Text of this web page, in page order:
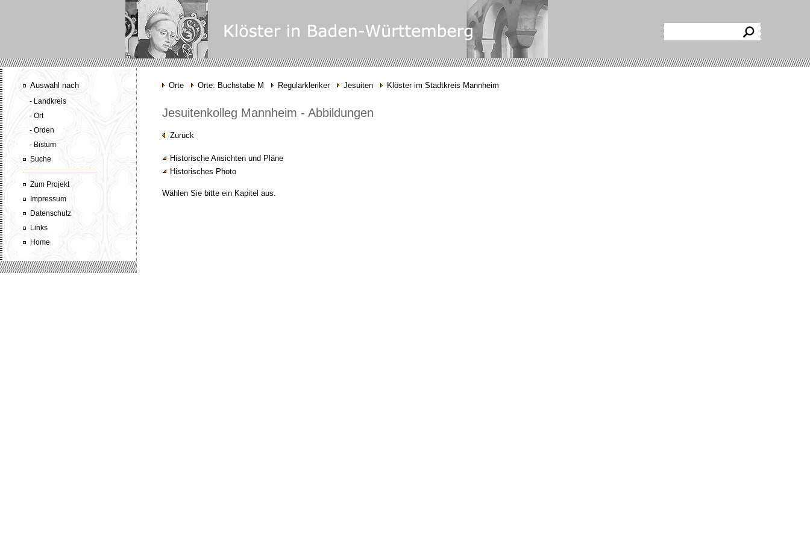
Auswahl nach
- Landkreis
- Ort
- Orden
- Bistum
Suche
Zum Projekt
Impressum
Datenschutz
Links
Home
Orte Orte: Buchstabe M Regularkleriker Jesuiten Klöster im Stadtkreis Mannheim
Jesuitenkolleg Mannheim - Abbildungen
Zurück
Historische Ansichten und Pläne
Historisches Photo
Wählen Sie bitte ein Kapitel aus.